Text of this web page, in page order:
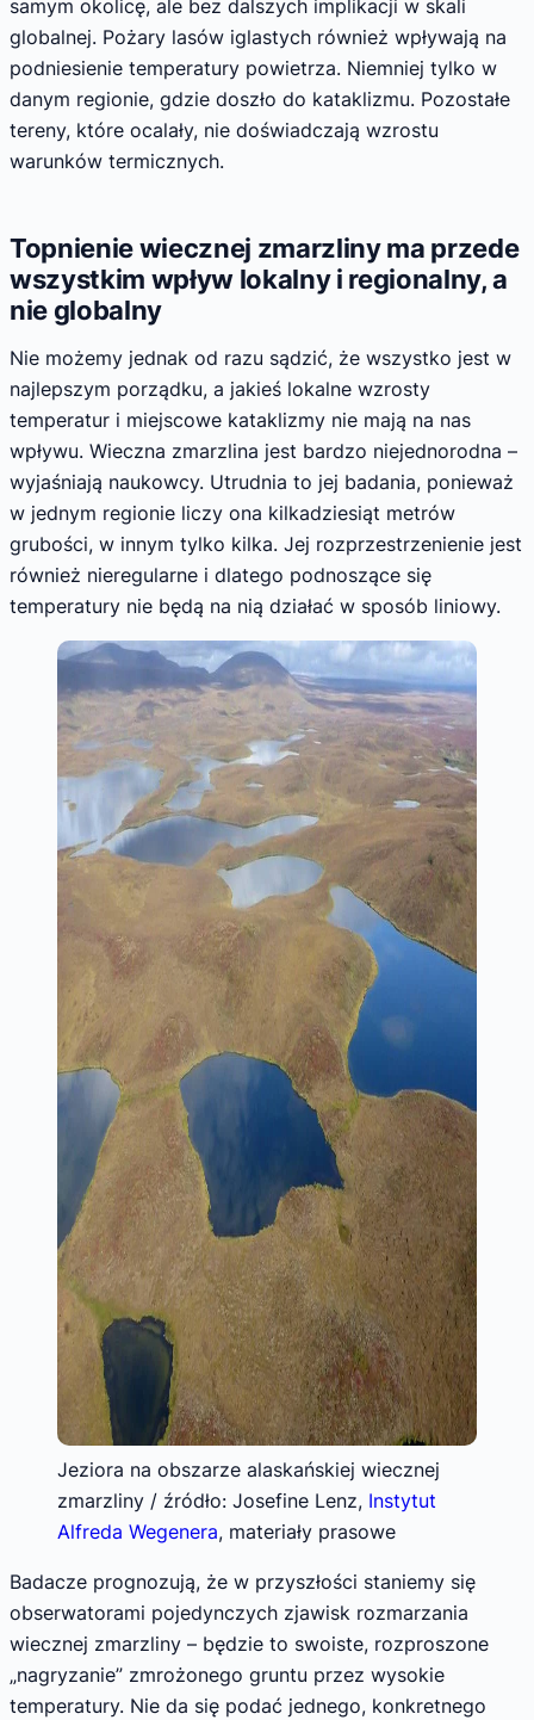
samym okolicę, ale bez dalszych implikacji w skali
globalnej. Pożary lasów iglastych również wpływają na
podniesienie temperatury powietrza. Niemniej tylko w
danym regionie, gdzie doszło do kataklizmu. Pozostałe
tereny, które ocalały, nie doświadczają wzrostu
warunków termicznych.
Topnienie wiecznej zmarzliny ma przede
wszystkim wpływ lokalny i regionalny, a
nie globalny
Nie możemy jednak od razu sądzić, że wszystko jest w
najlepszym porządku, a jakieś lokalne wzrosty
temperatur i miejscowe kataklizmy nie mają na nas
wpływu. Wieczna zmarzlina jest bardzo niejednorodna –
wyjaśniają naukowcy. Utrudnia to jej badania, ponieważ
w jednym regionie liczy ona kilkadziesiąt metrów
grubości, w innym tylko kilka. Jej rozprzestrzenienie jest
również nieregularne i dlatego podnoszące się
temperatury nie będą na nią działać w sposób liniowy.
Jeziora na obszarze alaskańskiej wiecznej
zmarzliny / źródło: Josefine Lenz, Instytut
Alfreda Wegenera, materiały prasowe
Badacze prognozują, że w przyszłości staniemy się
obserwatorami pojedynczych zjawisk rozmarzania
wiecznej zmarzliny – będzie to swoiste, rozproszone
„nagryzanie” zmrożonego gruntu przez wysokie
temperatury. Nie da się podać jednego, konkretnego